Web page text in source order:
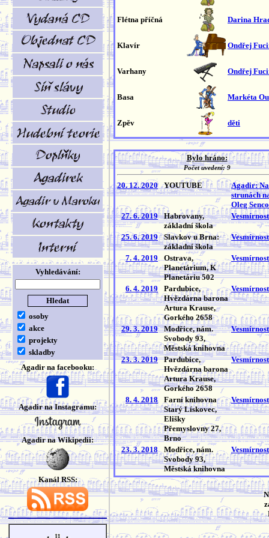
Vyhledávání:
osoby
akce
projekty
skladby
Agadir na facebooku:
Agadir na Instagramu:
Agadir na Wikipedii:
Kanál RSS:
Flétna příčná Darina
Klavír Ondřej
Varhany Ondřej
Basa Markéta
Zpěv děti
Bylo hráno:
Počet uvedení: 9
20. 12. 2020 YOUTUBE
Agadir: Na
strunách
Oleg
27. 6. 2019
Habrovany,
základní škola
25. 6. 2019
Slavkov u Brna:
základní škola
7. 4. 2019
Ostrava,
Planetárium, K
Planetáriu 502
6. 4. 2019
Pardubice,
Hvězdárna barona
Artura Krause,
Gorkého 2658
29. 3. 2019
Modřice, nám.
Svobody 93,
Městská knihovna
23. 3. 2019
Pardubice,
Hvězdárna barona
Artura Krause,
Gorkého 2658
8. 4. 2018
Farní knihovna
Starý Lískovec,
Elišky
Přemyslovny 27,
Brno
23. 3. 2018
Modřice, nám.
Svobody 93,
Městská knihovna